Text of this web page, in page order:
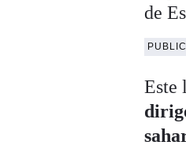
de
Este